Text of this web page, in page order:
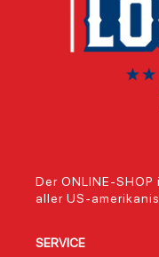
Der ONLINE-
aller US-
SERVICE